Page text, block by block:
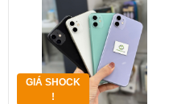
GIÁ SHOCK
!